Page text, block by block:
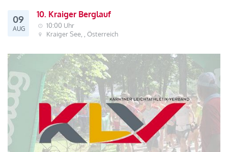
09
AUG
10. Kraiger Berglauf
10:00 Uhr
Kraiger See, , Österreich